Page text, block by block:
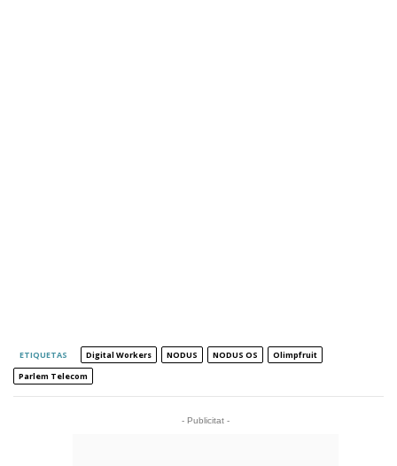
ETIQUETAS Digital Workers NODUS NODUS OS
Olimpfruit
Parlem Telecom
- Publicitat -